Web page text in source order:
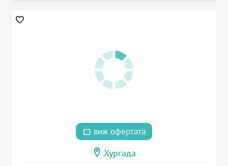
виж офертата
Хургада